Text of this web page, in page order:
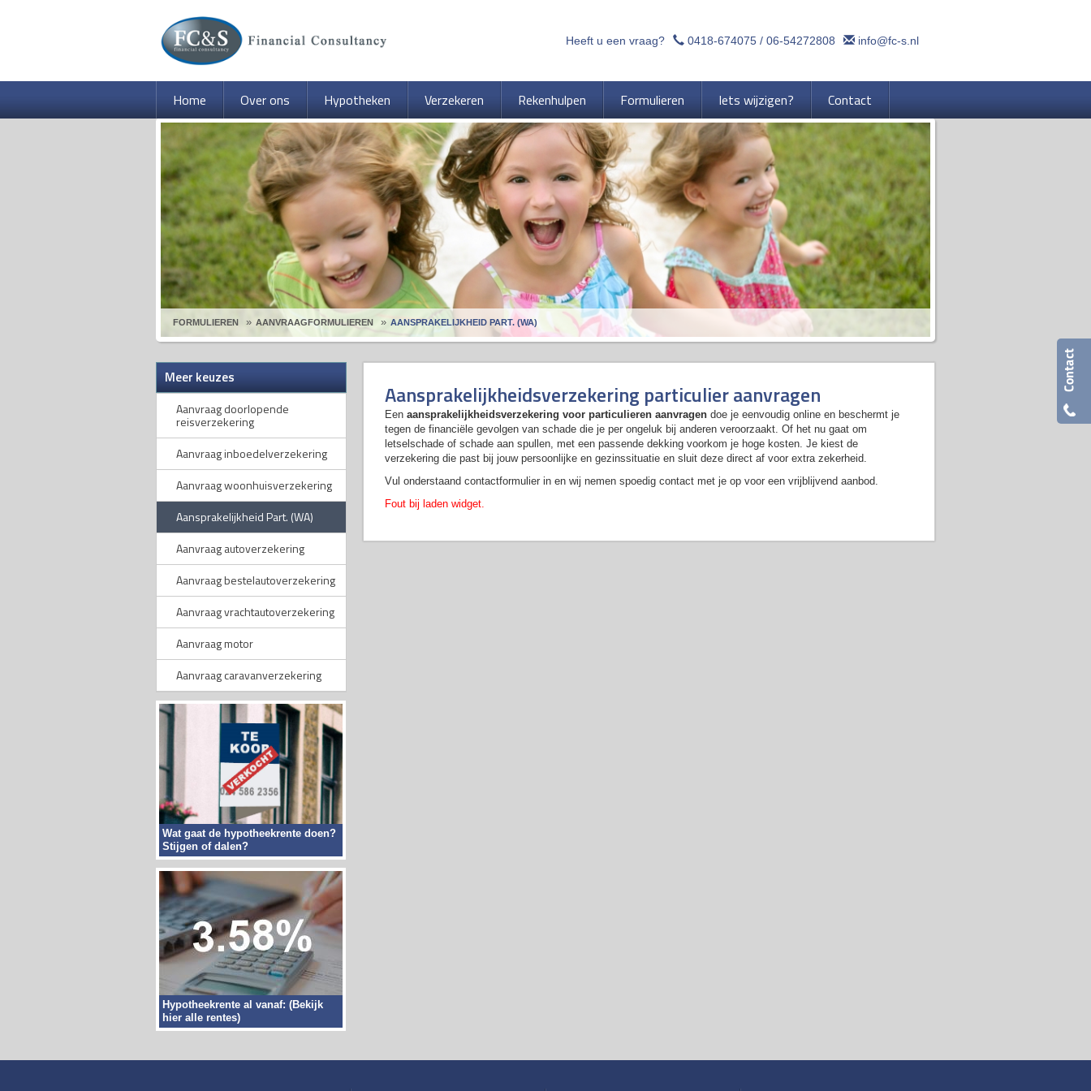
Heeft u een vraag? 0418-674075 / 06-54272808 info@fc-s.nl
FORMULIEREN AANVRAAGFORMULIEREN AANSPRAKELIJKHEID PART. (WA)
Home Over ons Hypotheken Verzekeren Rekenhulpen Formulieren Iets wijzigen? Contact
Meer keuzes
Aanvraag doorlopende
reisverzekering
Aanvraag inboedelverzekering
Aanvraag woonhuisverzekering
Aansprakelijkheid Part. (WA)
Aanvraag autoverzekering
Aanvraag bestelautoverzekering
Aanvraag vrachtautoverzekering
Aanvraag motor
Aanvraag caravanverzekering
Wat gaat de hypotheekrente doen?
Stijgen of dalen?
Hypotheekrente al vanaf: (Bekijk
hier alle rentes)
Aansprakelijkheidsverzekering particulier aanvragen
Een aansprakelijkheidsverzekering voor particulieren aanvragen doe je eenvoudig online en beschermt je
tegen de financiële gevolgen van schade die je per ongeluk bij anderen veroorzaakt. Of het nu gaat om
letselschade of schade aan spullen, met een passende dekking voorkom je hoge kosten. Je kiest de
verzekering die past bij jouw persoonlijke en gezinssituatie en sluit deze direct af voor extra zekerheid.
Vul onderstaand contactformulier in en wij nemen spoedig contact met je op voor een vrijblijvend aanbod.
Fout bij laden widget.